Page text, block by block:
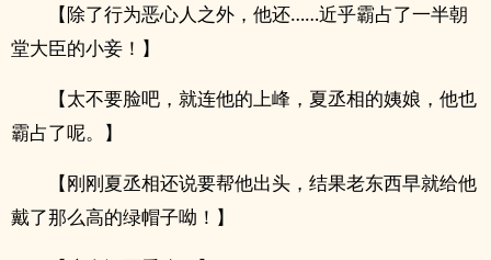
【除了行为恶心人之外，他还……近乎霸占了一半朝
堂大臣的小妾！】
【太不要脸吧，就连他的上峰，夏丞相的姨娘，他也
霸占了呢。】
【刚刚夏丞相还说要帮他出头，结果老东西早就给他
戴了那么高的绿帽子呦！】